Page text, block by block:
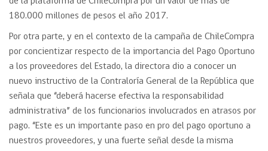
180.000 millones de pesos el año 2017.
Por otra parte, y en el contexto de la campaña de ChileCompra
por concientizar respecto de la importancia del Pago Oportuno
a los proveedores del Estado, la directora dio a conocer un
nuevo instructivo de la Contraloría General de la República que
señala que “deberá hacerse efectiva la responsabilidad
administrativa” de los funcionarios involucrados en atrasos por
pago. “Este es un importante paso en pro del pago oportuno a
nuestros proveedores, y una fuerte señal desde la misma